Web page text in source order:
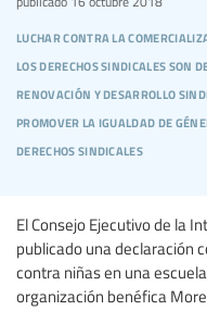
luchar contra la
los derechos sindicales son
renovación y desarrollo
promover la igualdad de
derechos sindicales
El Consejo Ejecutivo de la
publicado una declaración
contra niñas en una
organización benéfica